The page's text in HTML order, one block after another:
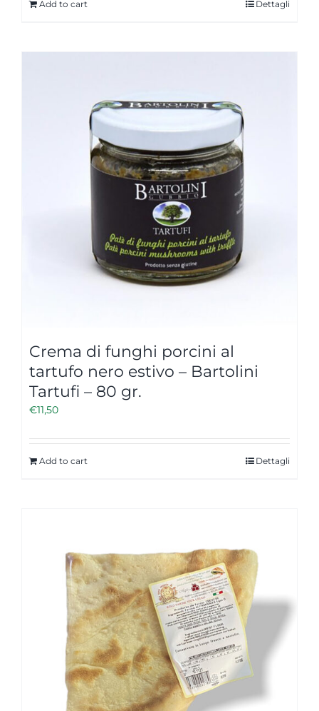
Add to cart Dettagli
Crema di funghi porcini al
tartufo nero estivo – Bartolini
Tartufi – 80 gr.
€11,50
Add to cart Dettagli